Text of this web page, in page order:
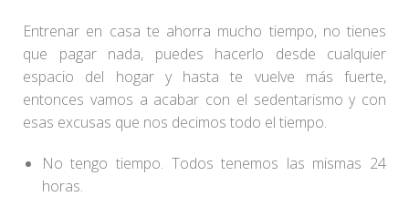
Entrenar en casa te ahorra mucho tiempo, no tienes
que pagar nada, puedes hacerlo desde cualquier
espacio del hogar y hasta te vuelve más fuerte,
entonces vamos a acabar con el sedentarismo y con
esas excusas que nos decimos todo el tiempo.
No tengo tiempo. Todos tenemos las mismas 24
horas.